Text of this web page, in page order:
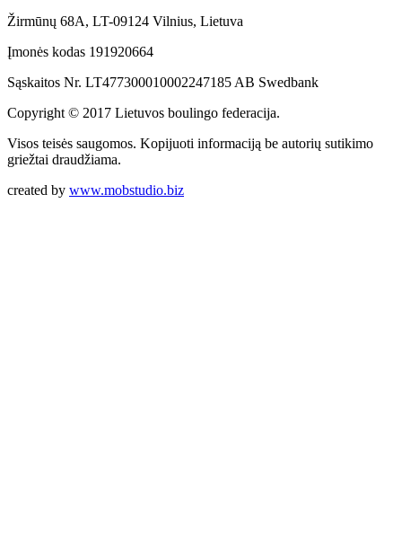
Žirmūnų 68A, LT-09124 Vilnius, Lietuva
Įmonės kodas 191920664
Sąskaitos Nr. LT477300010002247185 AB Swedbank
Copyright © 2017 Lietuvos boulingo federacija.
Visos teisės saugomos. Kopijuoti informaciją be autorių sutikimo
griežtai draudžiama.
created by www.mobstudio.biz